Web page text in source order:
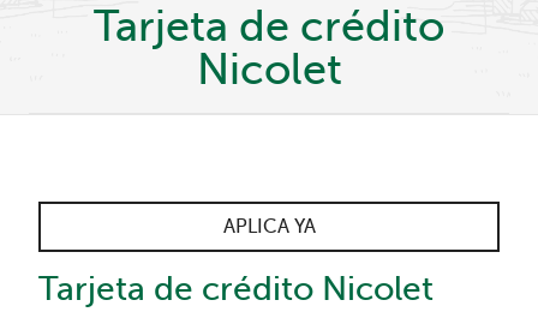
Tarjeta de crédito
Nicolet
APLICA YA
Tarjeta de crédito Nicolet